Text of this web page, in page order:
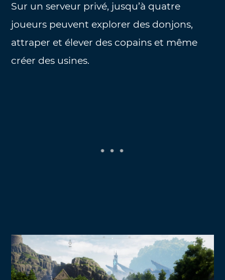
Sur un serveur privé, jusqu’à quatre
joueurs peuvent explorer des donjons,
attraper et élever des copains et même
créer des usines.